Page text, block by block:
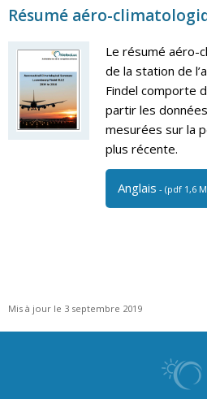
Résumé aéro-
Le résumé aéro-
de la station de
Findel comporte
partir les
mesurées sur la
plus récente.
Anglais - (pdf 1,6
Mis à jour le 3 septembre 2019